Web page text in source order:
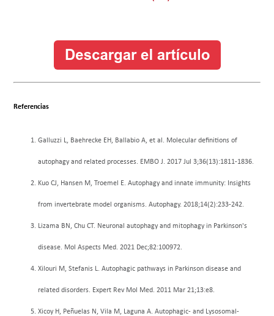
Referencias
Galluzzi L, Baehrecke EH, Ballabio A, et al. Molecular definitions of
autophagy and related processes. EMBO J. 2017 Jul 3;36(13):1811-1836.
Kuo CJ, Hansen M, Troemel E. Autophagy and innate immunity: Insights
from invertebrate model organisms. Autophagy. 2018;14(2):233-242.
Lizama BN, Chu CT. Neuronal autophagy and mitophagy in Parkinson's
disease. Mol Aspects Med. 2021 Dec;82:100972.
Xilouri M, Stefanis L. Autophagic pathways in Parkinson disease and
related disorders. Expert Rev Mol Med. 2011 Mar 21;13:e8.
Xicoy H, Peñuelas N, Vila M, Laguna A. Autophagic- and Lysosomal-